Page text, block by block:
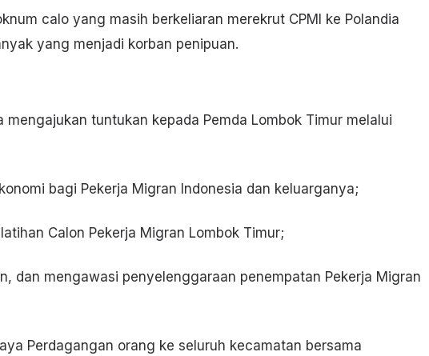
calo yang masih berkeliaran merekrut CPMI ke Polandia
yang menjadi korban penipuan.
mengajukan tuntukan kepada Pemda Lombok Timur melalui
bagi Pekerja Migran Indonesia dan keluarganya;
Calon Pekerja Migran Lombok Timur;
dan mengawasi penyelenggaraan penempatan Pekerja Migran
Perdagangan orang ke seluruh kecamatan bersama